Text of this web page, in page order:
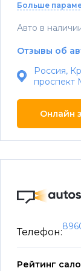
Больше
Авто в
Отзывы об
Россия,
проспект
Онлайн
Телефон:
Рейтинг